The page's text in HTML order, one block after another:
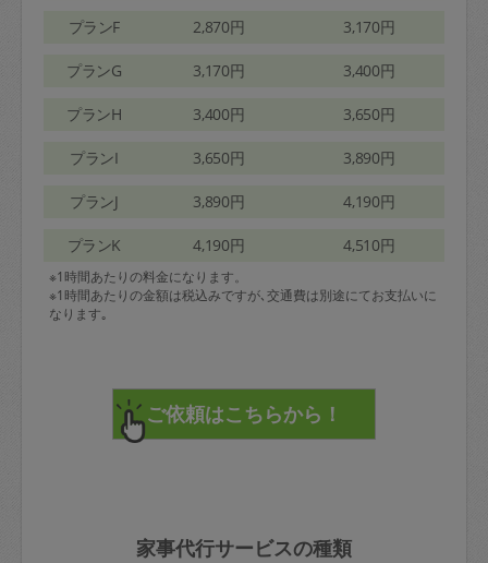
プランF 2,870円 3,170円
プランG 3,170円 3,400円
プランH 3,400円 3,650円
プランI 3,650円 3,890円
プランJ 3,890円 4,190円
プランK 4,190円 4,510円
※1時間あたりの料金になります。
※1時間あたりの金額は税込みですが､交通費は別途にてお支払いに
なります｡
家事代行サービスの種類